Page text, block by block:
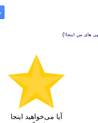
آیا می‌خواهید اینجا
قرار بگیرید